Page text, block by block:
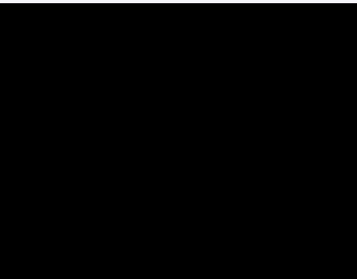
belijdenis en bij te dragen aan de verlevendiging